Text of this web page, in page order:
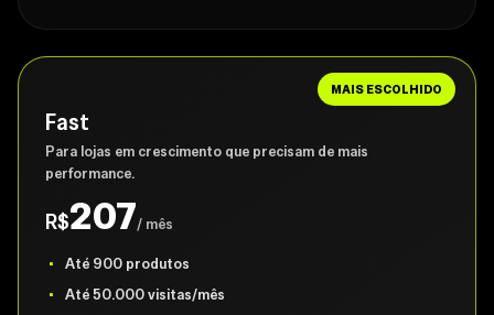
MAIS ESCOLHIDO
Fast
Para lojas em crescimento que precisam de mais
performance.
R$207/ mês
Até 900 produtos
Até 50.000 visitas/mês